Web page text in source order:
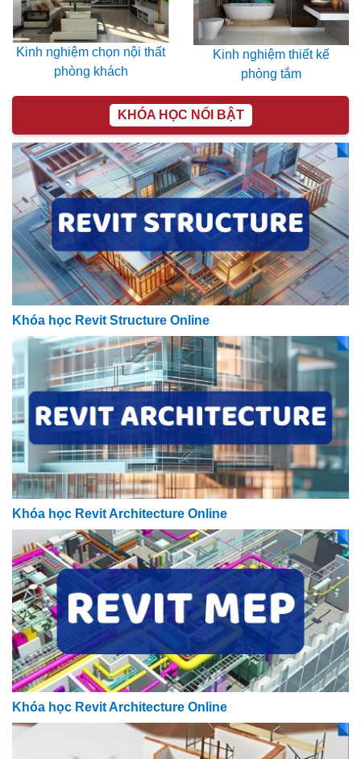
Kinh nghiệm chọn nội thất
phòng khách
Kinh nghiệm thiết kế
phòng tắm
KHÓA HỌC NỔI BẬT
Khóa học Revit Structure Online
Khóa học Revit Architecture Online
Khóa học Revit Architecture Online